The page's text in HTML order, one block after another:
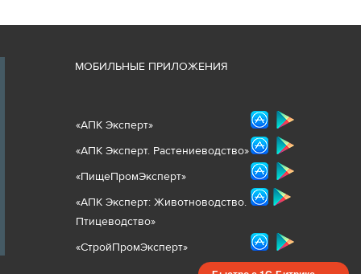
МОБИЛЬНЫЕ ПРИЛОЖЕНИЯ
«АПК Эксперт»
«АПК Эксперт. Растениеводство»
«ПищеПромЭксперт»
«АПК Эксперт: Животноводство.
Птицеводство»
«СтройПромЭксперт»